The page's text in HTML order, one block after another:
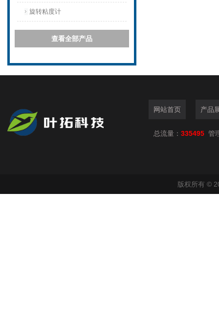
旋转粘度计
查看全部产品
网站首页 产品
总流量： 335495 管
版权所有 ©